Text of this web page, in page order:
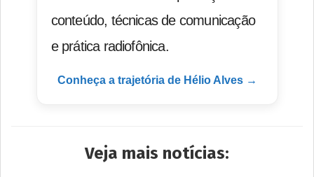
conteúdo, técnicas de comunicação
e prática radiofônica.
Conheça a trajetória de Hélio Alves →
Veja mais notícias: